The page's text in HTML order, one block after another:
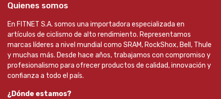
Quienes somos
En FITNET S.A. somos una importadora especializada en
artículos de ciclismo de alto rendimiento. Representamos
marcas líderes a nivel mundial como SRAM, RockShox, Bell, Thule
y muchas más. Desde hace años, trabajamos con compromiso y
profesionalismo para ofrecer productos de calidad, innovación y
confianza a todo el país.
¿Dónde estamos?